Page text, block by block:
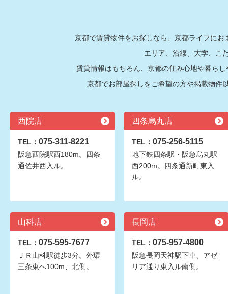
京都で賃貸物件をお探しなら、京都ライフに
エリア、沿線、大学、こ
賃貸情報はもちろん、京都の住み心地や暮ら
京都でお部屋探しをご希望の方や掲載物件
西院店
TEL： 075-311-8221
阪急西院駅西180m。四条
通佐井西入ル。
四条烏丸店
TEL： 075-256-5115
地下鉄四条駅・阪急烏丸駅
西200m。四条通新町東入
ル。
山科店
TEL： 075-595-7677
ＪＲ山科駅徒歩3分。外環
三条東へ100m、北側。
長岡店
TEL： 075-957-4800
阪急長岡天神駅下車、アゼ
リア通り東入ル南側。